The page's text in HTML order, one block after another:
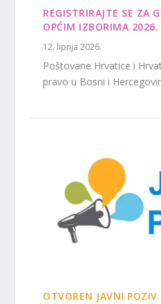
REGISTRIRAJTE SE ZA
OPĆIM IZBORIMA 2026.
12. lipnja 2026.
Poštovane Hrvatice i
pravo u Bosni i
OTVOREN JAVNI POZIV